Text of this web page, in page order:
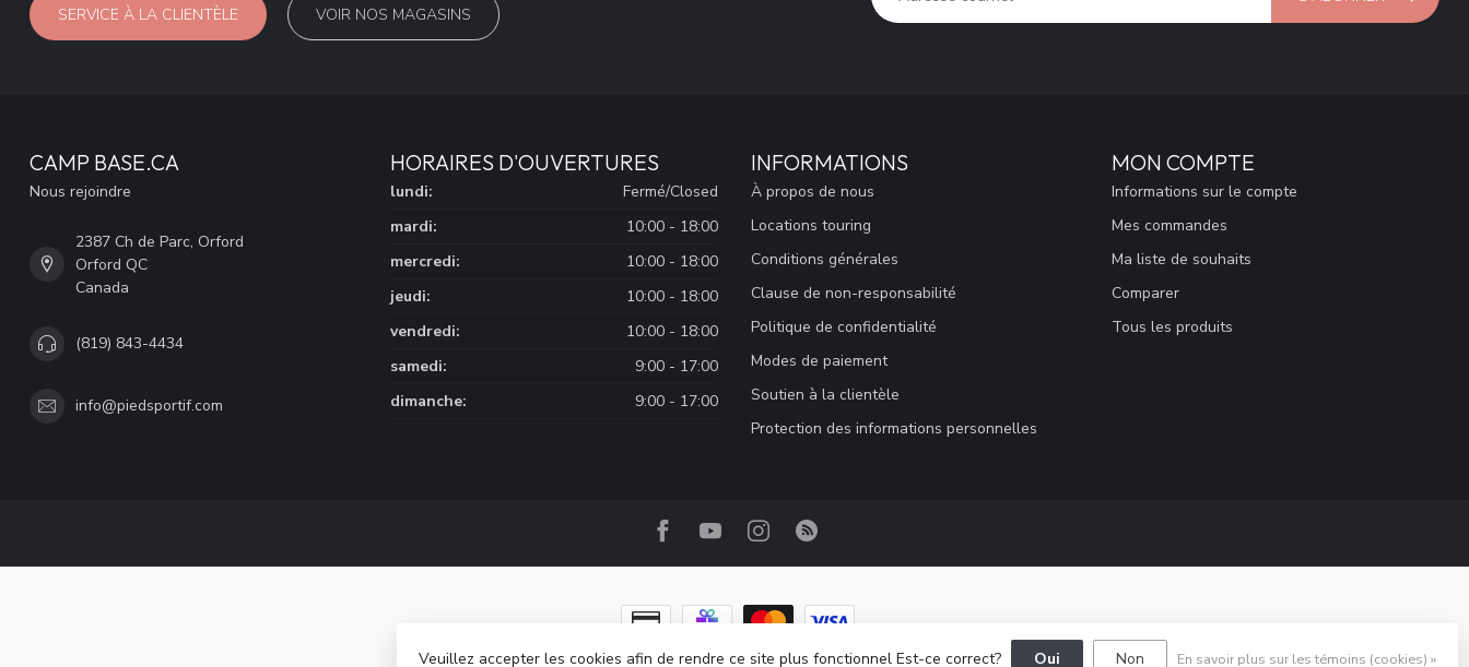
SERVICE À LA CLIENTÈLE VOIR NOS MAGASINS
CAMP BASE.CA
Nous rejoindre
2387 Ch de Parc, Orford
Orford QC
Canada
(819) 843-4434
info@piedsportif.com
HORAIRES D'OUVERTURES
lundi:
Fermé/Closed
mardi:
10:00 - 18:00
mercredi:
10:00 - 18:00
jeudi:
10:00 - 18:00
vendredi:
10:00 - 18:00
samedi:
9:00 - 17:00
dimanche:
9:00 - 17:00
INFORMATIONS
À propos de nous
Locations touring
Conditions générales
Clause de non-responsabilité
Politique de confidentialité
Modes de paiement
Soutien à la clientèle
Protection des informations personnelles
MON COMPTE
Informations sur le compte
Mes commandes
Ma liste de souhaits
Comparer
Tous les produits
© Copyright 2026 Camp Base.ca- Powered byLightspeed-Lightspeed designbyDyvelopment
Veuillez accepter les cookies afin de rendre ce site plus fonctionnel Est-ce correct? Oui Non En savoir plus sur les témoins (cookies) »